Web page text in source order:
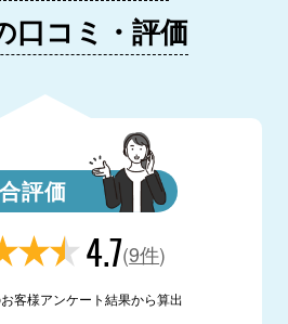
口コミ・評価
評価
4.7(9件)
客様アンケート結果から算出